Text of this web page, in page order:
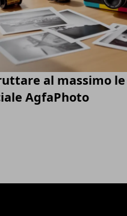
al massimo
AgfaPhoto